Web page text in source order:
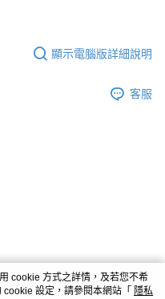
顯示電腦版詳細說明
客服
cookie 方式之詳情，及若您不希
設定，請參閱本網站「 隱私